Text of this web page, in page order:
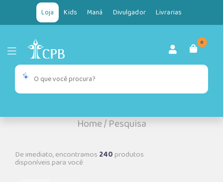
Loja Kids Maná Divulgador Livrarias
0
Home/Pesquisa
De imediato, encontramos 240produtos
disponíveis para você